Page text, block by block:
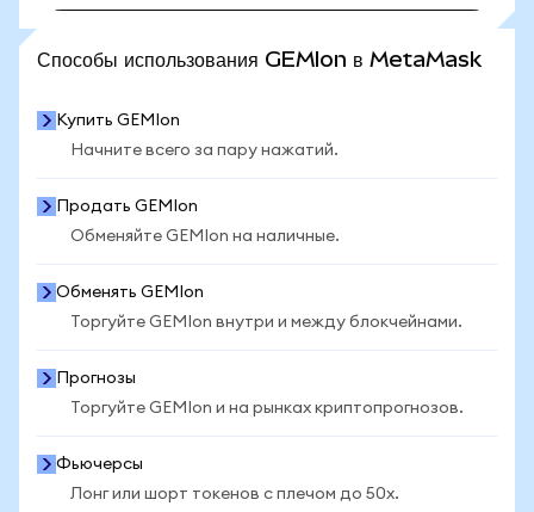
Способы использования GEMIon в MetaMask
Купить GEMIon
Начните всего за пару нажатий.
Продать GEMIon
Обменяйте GEMIon на наличные.
Обменять GEMIon
Торгуйте GEMIon внутри и между блокчейнами.
Прогнозы
Торгуйте GEMIon и на рынках криптопрогнозов.
Фьючерсы
Лонг или шорт токенов с плечом до 50x.